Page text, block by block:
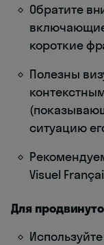
Обратите
короткие
Полезны
ситуацию
Visuel
Для